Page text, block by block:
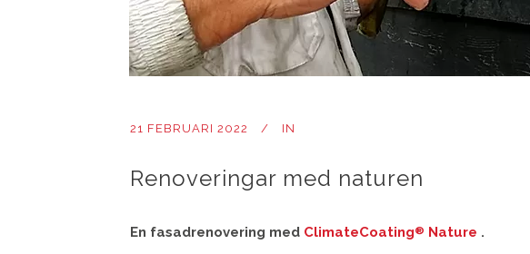
21 FEBRUARI 2022 IN
Renoveringar med naturen
En fasadrenovering med ClimateCoating® Nature .